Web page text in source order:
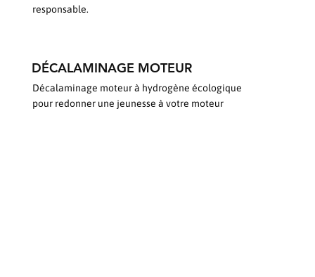
responsable.
DÉCALAMINAGE MOTEUR
Décalaminage moteur à hydrogène écologique
pour redonner une jeunesse à votre moteur